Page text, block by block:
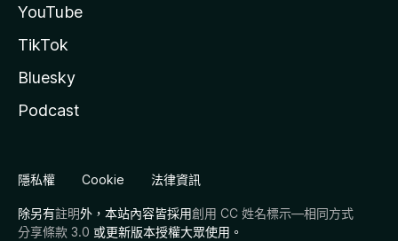
YouTube
TikTok
Bluesky
Podcast
隱私權 Cookie 法律資訊
除另有註明外，本站內容皆採用創用 CC 姓名標示—相同方式
分享條款 3.0 或更新版本授權大眾使用。